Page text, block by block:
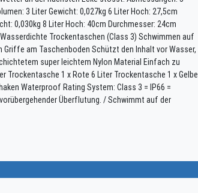
3 Liter Gewicht: 0,027kg 6 Liter Hoch: 27,5cm
0,030kg 8 Liter Hoch: 40cm Durchmesser: 24cm
Trockentaschen (Class 3) Schwimmen auf
am Taschenboden Schützt den Inhalt vor Wasser,
super leichtem Nylon Material Einfach zu
Trockentasche 1 x Rote 6 Liter Trockentasche 1 x Gelbe
Waterproof Rating System: Class 3 = IP66 =
Überflutung. / Schwimmt auf der